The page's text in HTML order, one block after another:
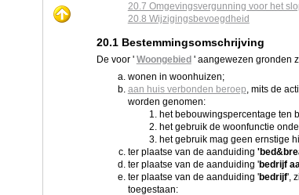
20.7 Omgevingsvergunning voor het
20.8 Wijzigingsbevoegdheid
20.1 Bestemmingsomschrijving
De voor ' Woongebied ' aangewezen gronden
wonen in woonhuizen;
aan huis verbonden beroep, mits de
worden genomen:
het bebouwingspercentage ten
het gebruik de woonfunctie
het gebruik mag geen ernstige
ter plaatse van de aanduiding
ter plaatse van de aanduiding 'bedrijf
ter plaatse van de aanduiding 'bedrijf',
toegestaan: